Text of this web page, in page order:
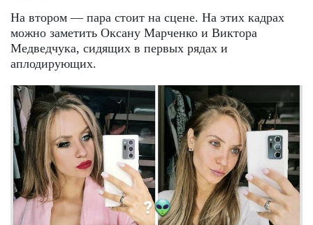
На втором — пара стоит на сцене. На этих кадрах
можно заметить Оксану Марченко и Виктора
Медведчука, сидящих в первых рядах и
аплодирующих.